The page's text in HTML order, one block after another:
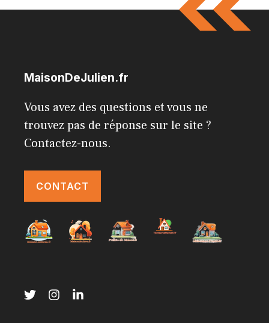
MaisonDeJulien.fr
Vous avez des questions et vous ne
trouvez pas de réponse sur le site ?
Contactez-nous.
CONTACT